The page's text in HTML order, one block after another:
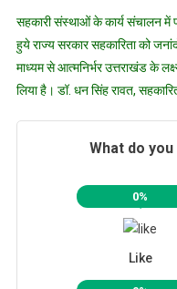
सहकारी संस्थाओं के कार्य संचालन में
हुये राज्य सरकार सहकारिता को
माध्यम से आत्मनिर्भर उत्तराखंड के
लिया है। डॉ. धन सिंह रावत,
What do
0%
Like